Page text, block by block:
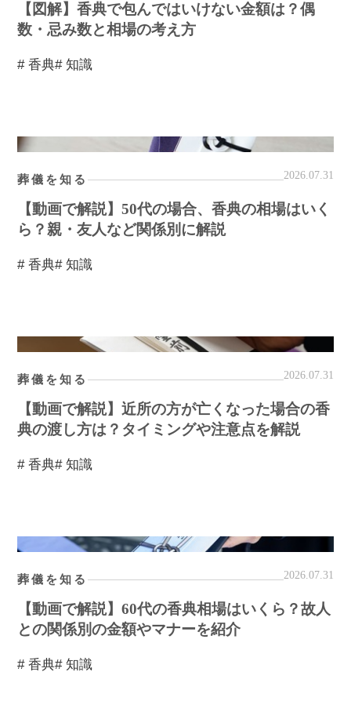
【図解】香典で包んではいけない金額は？偶
数・忌み数と相場の考え方
# 香典# 知識
葬儀を知る 2026.07.31
【動画で解説】50代の場合、香典の相場はいく
ら？親・友人など関係別に解説
# 香典# 知識
葬儀を知る 2026.07.31
【動画で解説】近所の方が亡くなった場合の香
典の渡し方は？タイミングや注意点を解説
# 香典# 知識
葬儀を知る 2026.07.31
【動画で解説】60代の香典相場はいくら？故人
との関係別の金額やマナーを紹介
# 香典# 知識